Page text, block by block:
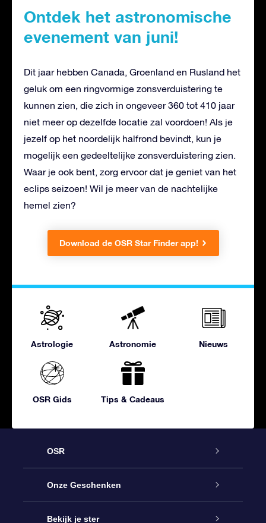
Ontdek het astronomische
evenement van juni!
Dit jaar hebben Canada, Groenland en Rusland het
geluk om een ringvormige zonsverduistering te
kunnen zien, die zich in ongeveer 360 tot 410 jaar
niet meer op dezelfde locatie zal voordoen! Als je
jezelf op het noordelijk halfrond bevindt, kun je
mogelijk een gedeeltelijke zonsverduistering zien.
Waar je ook bent, zorg ervoor dat je geniet van het
eclips seizoen! Wil je meer van de nachtelijke
hemel zien?
Download de OSR Star Finder app!
Astrologie Astronomie Nieuws
OSR Gids Tips & Cadeaus
OSR
Service
Contact
Onze Geschenken
Online Star Gift
Bekijk je ster